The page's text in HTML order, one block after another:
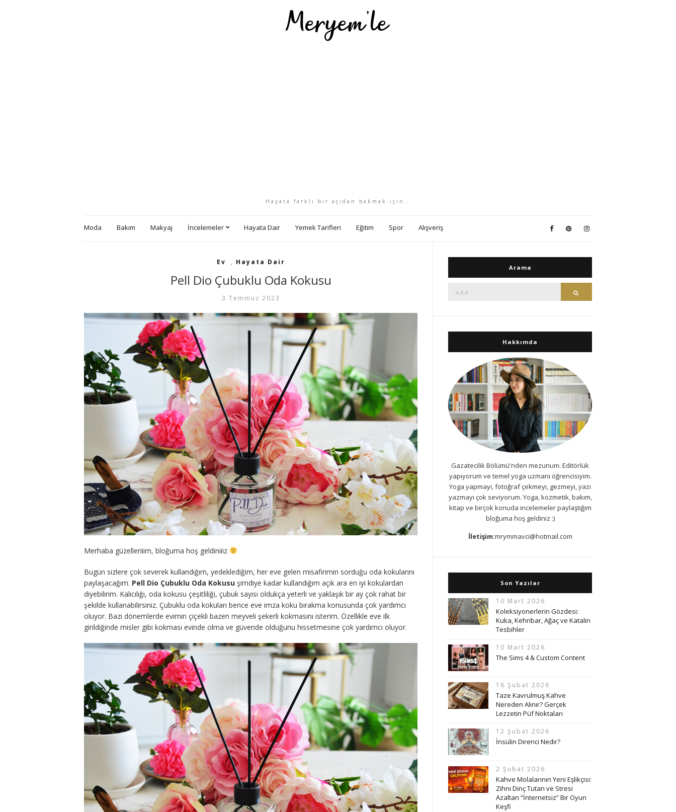
Hayata farklı bir açıdan bakmak için…
Moda Bakım Makyaj İncelemeler Hayata Dair Yemek Tarifleri Eğitim Spor Alışveriş
Ev , Hayata Dair
Pell Dio Çubuklu Oda Kokusu
3 Temmuz 2023
Merhaba güzelleriiim, bloğuma hoş geldiniiiz
Bugün sizlere çok severek kullandığım, yedeklediğim, her eve gelen misafirimin sorduğu oda kokularını
paylaşacağım. Pell Dio Çubuklu Oda Kokusu şimdiye kadar kullandığım açık ara en iyi kokulardan
diyebilirim. Kalıcılığı, oda kokusu çeşitliliği, çubuk sayısı oldukça yeterli ve yaklaşık bir ay çok rahat bir
şekilde kullanabilirsiniz. Çubuklu oda kokuları bence eve imza koku bırakma konusunda çok yardımcı
oluyor. Bazı dönemlerde evimin çiçekli bazen meyveli şekerli kokmasını isterim. Özellikle eve ilk
girildiğinde misler gibi kokması evinde olma ve güvende olduğunu hissetmesine çok yardımcı oluyor.
Arama
Hakkımda
Gazatecilik Bölümü'nden mezunum. Editörlük
yapıyorum ve temel yoga uzmanı öğrencisiyim.
Yoga yapmayı, fotoğraf çekmeyi, gezmeyi, yazı
yazmayı çok seviyorum. Yoga, kozmetik, bakım,
kitap ve birçok konuda incelemeler paylaştığım
bloğuma hoş geldiniz :)
İletişim:mrymmavci@hotmail.com
Son Yazılar
10 Mart 2026
Koleksiyonerlerin Gözdesi:
Kuka, Kehribar, Ağaç ve Katalin
Tesbihler
10 Mart 2026
The Sims 4 & Custom Content
18 Şubat 2026
Taze Kavrulmuş Kahve
Nereden Alınır? Gerçek
Lezzetin Püf Noktaları
12 Şubat 2026
İnsülin Direnci Nedir?
2 Şubat 2026
Kahve Molalarının Yeni Eşlikçisi:
Zihni Dinç Tutan ve Stresi
Azaltan “İnternetsiz” Bir Oyun
Keşfi